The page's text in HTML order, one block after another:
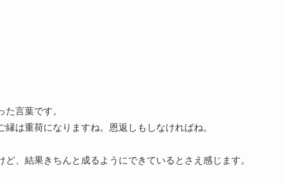
言葉です。
は重荷になりますね。恩返しもしなければね。
、結果きちんと成るようにできているとさえ感じます。